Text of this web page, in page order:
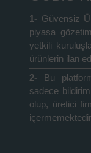
1- Güvensiz
piyasa
yetkili
ürünlerin ilan
2-
Bu
sadece
olup, üretici